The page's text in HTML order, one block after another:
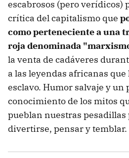
escabrosos (pero verídicos)
crítica del capitalismo que
como perteneciente a una
roja denominada
la venta de cadáveres
a las leyendas africanas
esclavo. Humor salvaje y un
conocimiento de los mitos
pueblan nuestras
divertirse, pensar y temblar.